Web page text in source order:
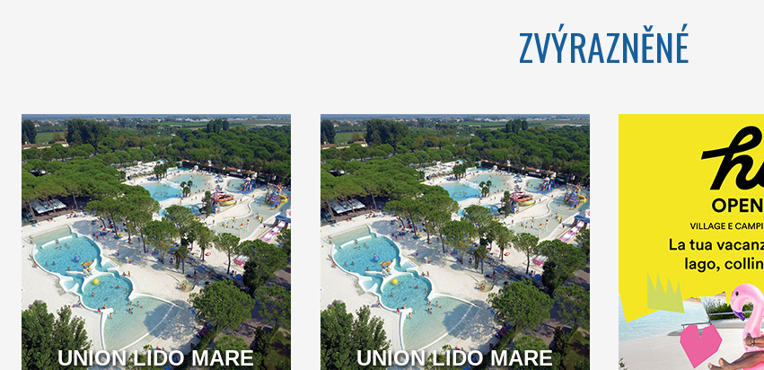
ZVÝRAZNĚNÉ
UNION LIDO MARE
WELCOME TO THE
FIRST 5 STAR CAMPING
IN ITALY
UNION LIDO MARE
VENETO
A BEACH OVER 1KM
LONG LOCATED IN THE
BEAUTIFUL GOLFO DI
GAETA
CAMPANIA